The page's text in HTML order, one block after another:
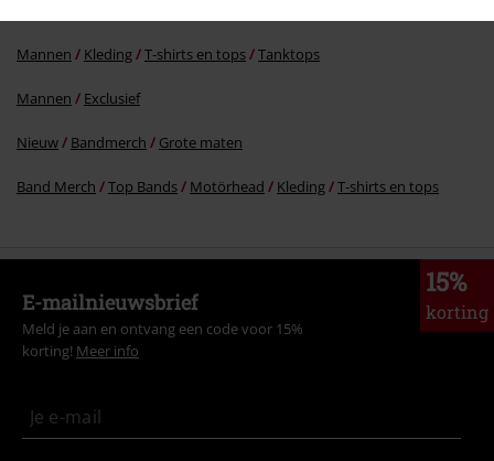
Mannen Kleding T-shirts en tops Tanktops
Mannen Exclusief
Nieuw Bandmerch Grote maten
Band Merch Top Bands Motörhead Kleding T-shirts en tops
15%
korting
E-mailnieuwsbrief
Meld je aan en ontvang een code voor 15%
korting! Meer info